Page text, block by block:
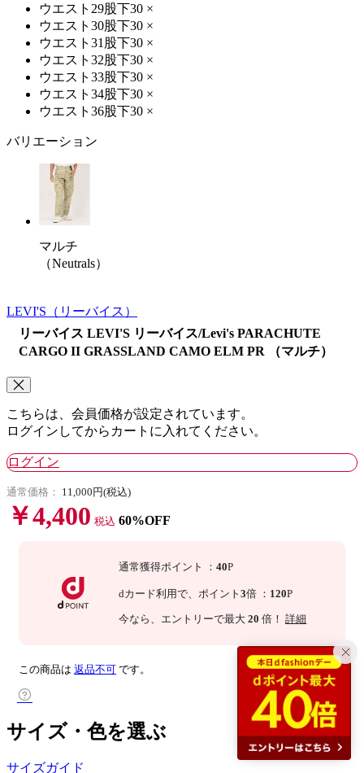
ウエスト29股下30 ×
ウエスト30股下30 ×
ウエスト31股下30 ×
ウエスト32股下30 ×
ウエスト33股下30 ×
ウエスト34股下30 ×
ウエスト36股下30 ×
バリエーション
マルチ
（Neutrals）
LEVI'S （リーバイス）
リーバイス LEVI'S リーバイス/Levi's PARACHUTE
CARGO II GRASSLAND CAMO ELM PR （マルチ）
こちらは、会員価格が設定されています。
ログインしてからカートに入れてください。
ログイン
通常価格： 11,000円(税込)
￥4,400 税込 60%OFF
通常獲得ポイント ：40P
dカード利用で、 ポイント3倍 ： 120P
今なら 、エントリーで最大 20 倍！詳細
この商品は 返品不可 です。
サイズ・色を選ぶ
サイズガイド